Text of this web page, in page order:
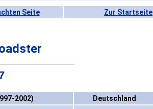
Seite Zur Startseite
2002) Deutschland